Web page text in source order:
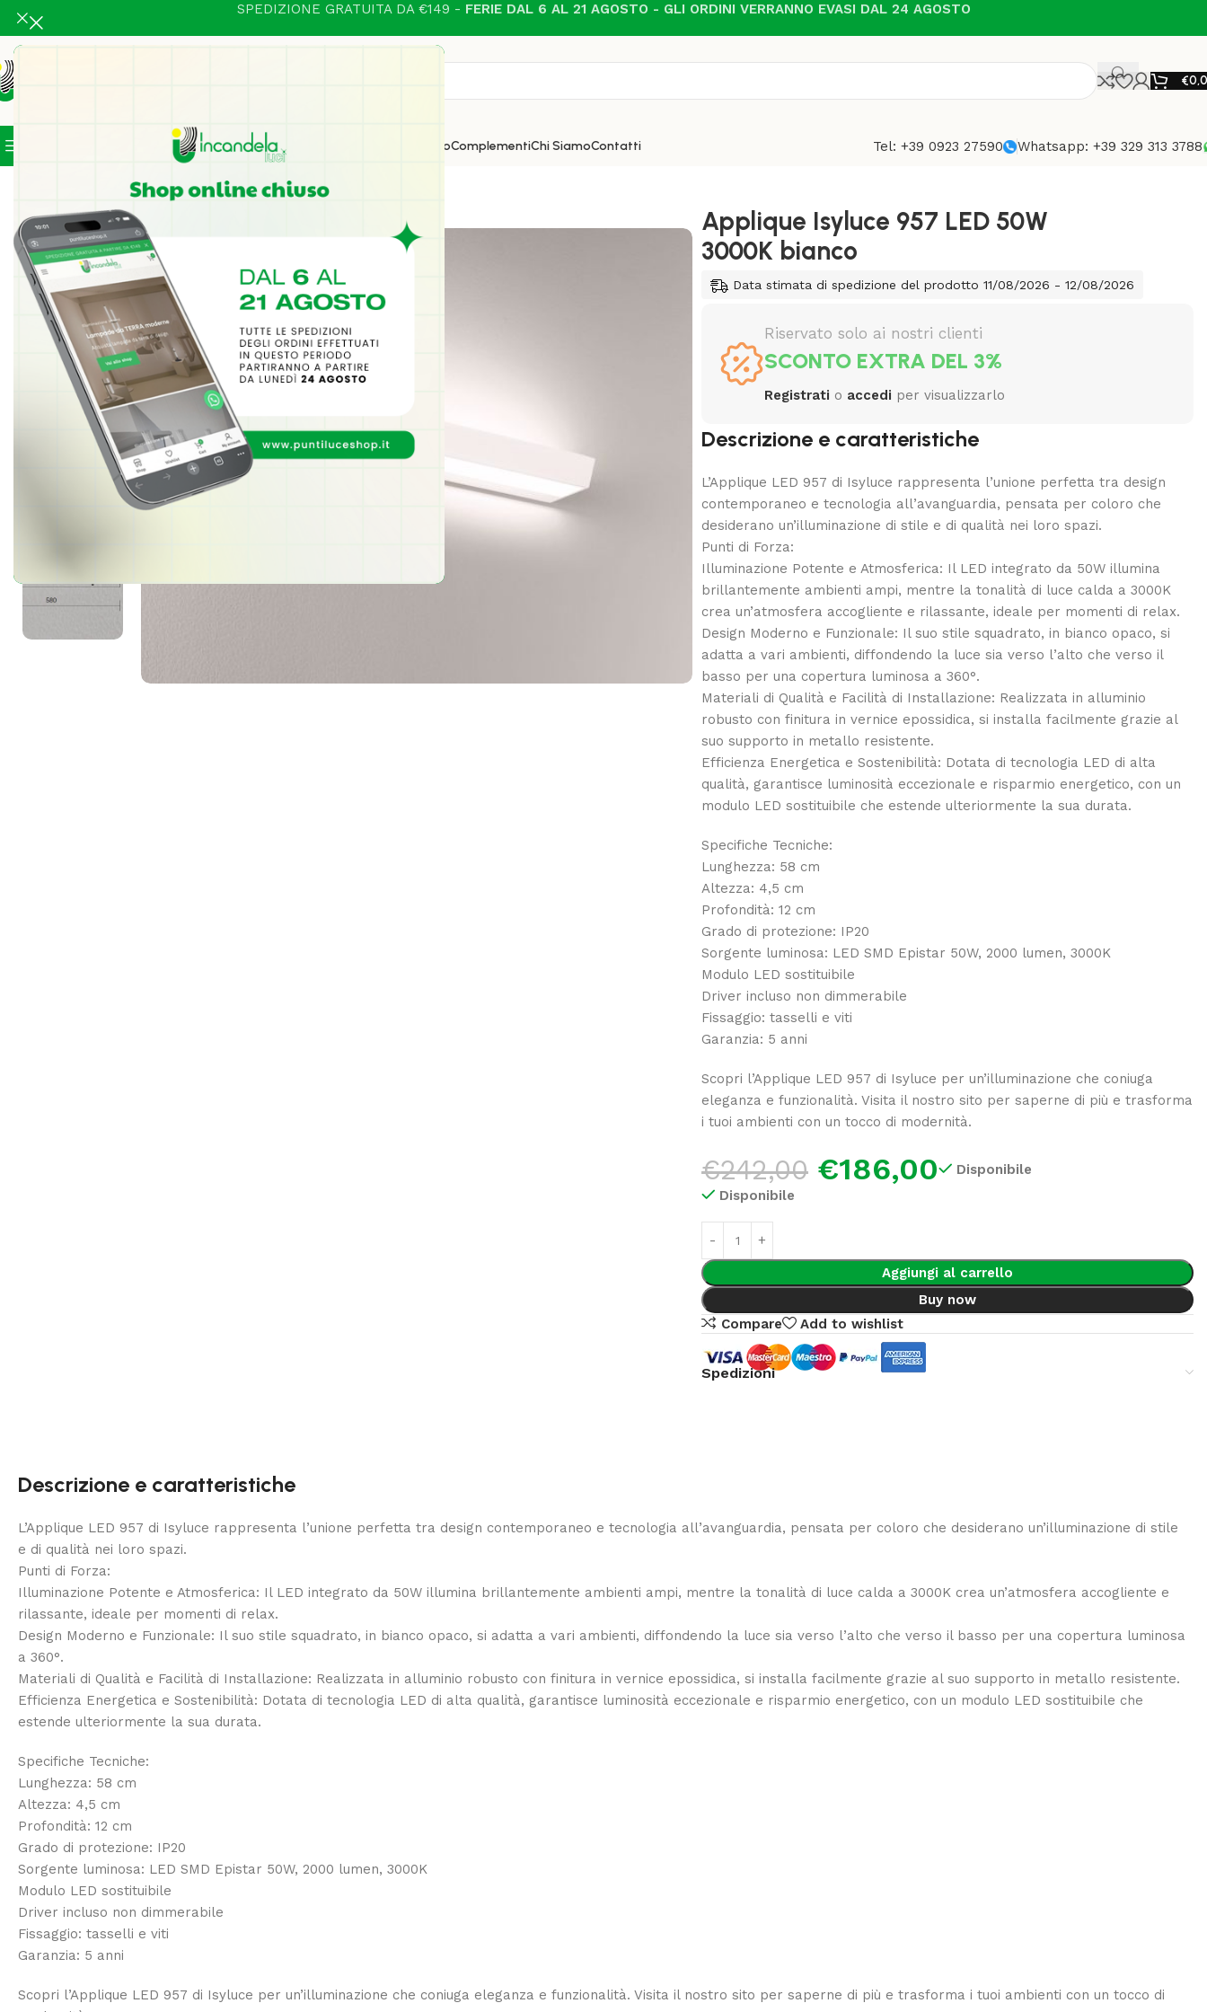
SPEDIZIONE GRATUITA DA €149 - FERIE DAL 6 AL 21 AGOSTO - GLI ORDINI VERRANNO EVASI DAL 24 AGOSTO
€
In Vetrina EsternoComplementiChi SiamoContatti Tel: +39 0923 27590
Whatsapp: +39 329 313 3788
Illuminazione Interni Parete moderno
Applique Isyluce 957 LED 50W
3000K bianco
Data stimata di spedizione del prodotto 11/08/2026 - 12/08/2026
Riservato solo ai nostri clienti
SCONTO EXTRA DEL 3%
Registrati o accedi per visualizzarlo
Descrizione e caratteristiche
L’Applique LED 957 di Isyluce rappresenta l’unione perfetta tra design
contemporaneo e tecnologia all’avanguardia, pensata per coloro che
desiderano un’illuminazione di stile e di qualità nei loro spazi.
Punti di Forza:
Illuminazione Potente e Atmosferica: Il LED integrato da 50W illumina
brillantemente ambienti ampi, mentre la tonalità di luce calda a 3000K
crea un’atmosfera accogliente e rilassante, ideale per momenti di relax.
Design Moderno e Funzionale: Il suo stile squadrato, in bianco opaco, si
adatta a vari ambienti, diffondendo la luce sia verso l’alto che verso il
basso per una copertura luminosa a 360°.
Materiali di Qualità e Facilità di Installazione: Realizzata in alluminio
robusto con finitura in vernice epossidica, si installa facilmente grazie al
suo supporto in metallo resistente.
Efficienza Energetica e Sostenibilità: Dotata di tecnologia LED di alta
qualità, garantisce luminosità eccezionale e risparmio energetico, con un
modulo LED sostituibile che estende ulteriormente la sua durata.
Specifiche Tecniche:
Lunghezza: 58 cm
Altezza: 4,5 cm
Profondità: 12 cm
Grado di protezione: IP20
Sorgente luminosa: LED SMD Epistar 50W, 2000 lumen, 3000K
Modulo LED sostituibile
Driver incluso non dimmerabile
Fissaggio: tasselli e viti
Garanzia: 5 anni
Scopri l’Applique LED 957 di Isyluce per un’illuminazione che coniuga
eleganza e funzionalità. Visita il nostro sito per saperne di più e trasforma
i tuoi ambienti con un tocco di modernità.
€242,00 €186,00
Disponibile
Disponibile
Aggiungi al carrello
Buy now
Compare
Add to wishlist
Spedizioni
Descrizione e caratteristiche
L’Applique LED 957 di Isyluce rappresenta l’unione perfetta tra design contemporaneo e tecnologia all’avanguardia, pensata per coloro che desiderano un’illuminazione di stile
e di qualità nei loro spazi.
Punti di Forza:
Illuminazione Potente e Atmosferica: Il LED integrato da 50W illumina brillantemente ambienti ampi, mentre la tonalità di luce calda a 3000K crea un’atmosfera accogliente e
rilassante, ideale per momenti di relax.
Design Moderno e Funzionale: Il suo stile squadrato, in bianco opaco, si adatta a vari ambienti, diffondendo la luce sia verso l’alto che verso il basso per una copertura luminosa
a 360°.
Materiali di Qualità e Facilità di Installazione: Realizzata in alluminio robusto con finitura in vernice epossidica, si installa facilmente grazie al suo supporto in metallo resistente.
Efficienza Energetica e Sostenibilità: Dotata di tecnologia LED di alta qualità, garantisce luminosità eccezionale e risparmio energetico, con un modulo LED sostituibile che
estende ulteriormente la sua durata.
Specifiche Tecniche:
Lunghezza: 58 cm
Altezza: 4,5 cm
Profondità: 12 cm
Grado di protezione: IP20
Sorgente luminosa: LED SMD Epistar 50W, 2000 lumen, 3000K
Modulo LED sostituibile
Driver incluso non dimmerabile
Fissaggio: tasselli e viti
Garanzia: 5 anni
Scopri l’Applique LED 957 di Isyluce per un’illuminazione che coniuga eleganza e funzionalità. Visita il nostro sito per saperne di più e trasforma i tuoi ambienti con un tocco di